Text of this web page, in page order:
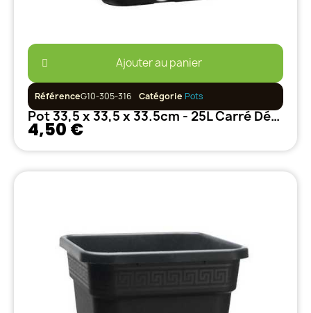
Ajouter au panier
RéférenceG10-305-316 Catégorie Pots
Pot 33,5 x 33,5 x 33.5cm - 25L Carré Décoré
4,50 €